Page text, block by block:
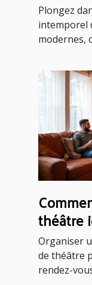
Plongez
intemporel
modernes,
théâtre
réussie ?
Organiser
de théâtre
rendez-